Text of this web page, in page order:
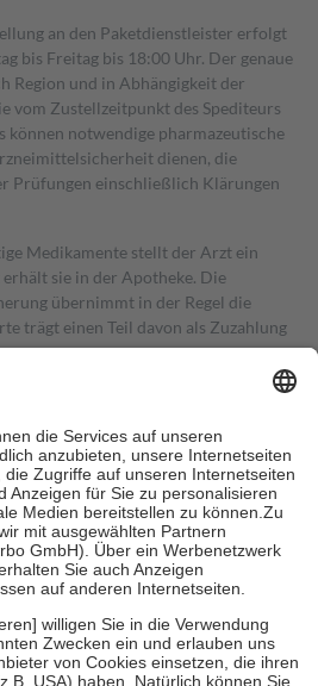
an den Paketdienstleister erfolgt
bis Freitag bis 18:00 Uhr. Der genaue
Region und in Abhängigkeit der
vom Zustellzeitpunkt des Spediteurs
können notwendige pharmazeutische
dienen, die
Prüfungen einschließlich Klärungen
Medikamente stellt der Arzt ein
sie in der Apotheke. Die
übernimmt in der Regel die
trägt einen Teil davon als Zuzahlung
Zuzahlungen in Höhe von zehn
jedoch nie mehr als die tatsächlichen
auch für Online-Apotheken.
Krankenpflege beträgt die
Kosten sowie zehn Euro je
für ihre eigene Gesundheit zu
der Familie zu unterstützen,
bei:
bis zum vollendeten 18. Lebensjahr